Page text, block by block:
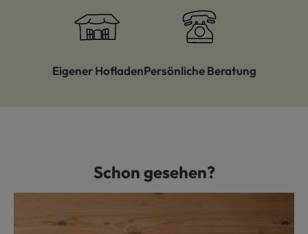
Eigener HofladenPersönliche Beratung
Produktgalerie überspringenSchon gesehen?